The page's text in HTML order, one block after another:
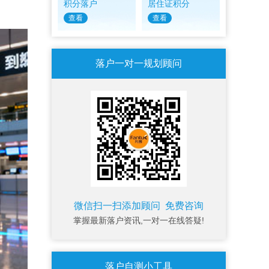
积分落户
查看
居住证积分
查看
落户一对一规划顾问
微信扫一扫添加顾问 免费咨询
掌握最新落户资讯,一对一在线答疑!
落户自测小工具